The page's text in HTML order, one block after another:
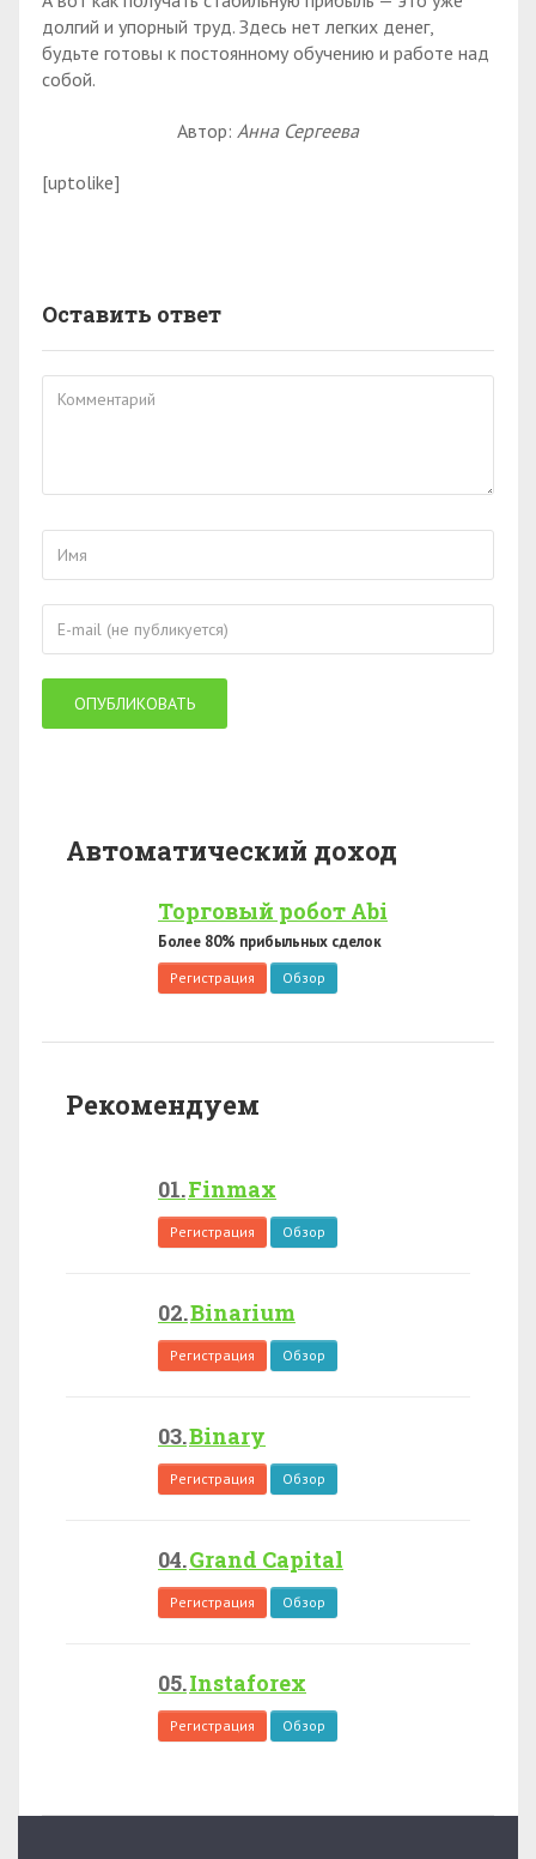
долгий и упорный труд. Здесь нет легких денег,
будьте готовы к постоянному обучению и работе над
собой.
Автор: Анна Сергеева
[uptolike]
Оставить ответ
Автоматический доход
Торговый робот Abi
Более 80% прибыльных сделок
Регистрация Обзор
Рекомендуем
Finmax
Регистрация Обзор
Binarium
Регистрация Обзор
Binary
Регистрация Обзор
Grand Capital
Регистрация Обзор
Instaforex
Регистрация Обзор